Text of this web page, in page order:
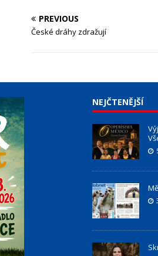
PREVIOUS
České dráhy zdražují
NEJČTENĚJŠÍ